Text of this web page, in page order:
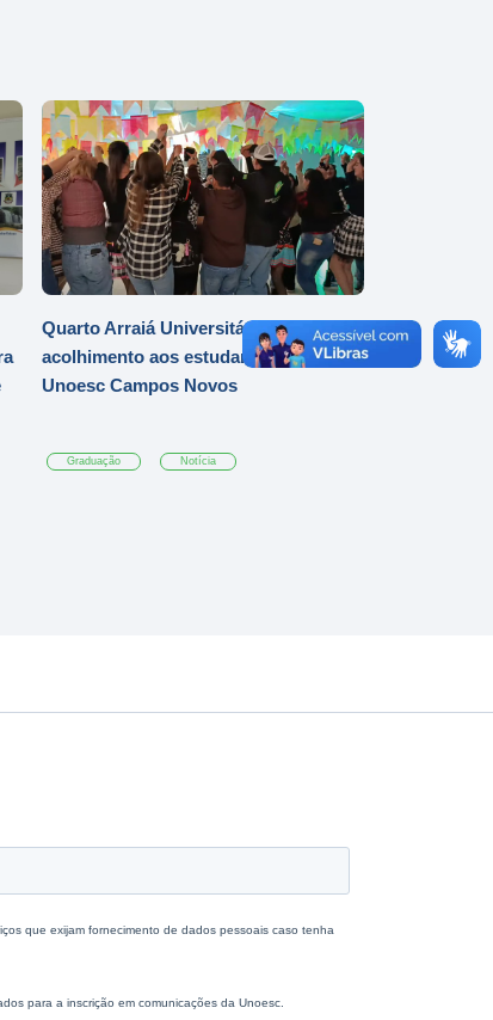
Quarto Arraiá Universitário marca
acolhimento aos estudantes da
Unoesc Campos Novos
Graduação Notícia